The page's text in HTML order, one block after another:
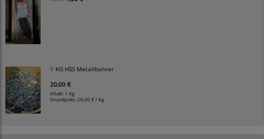
1 KG HSS Metallbohrer
20,00 €
Inhalt: 1 Kg
Grundpreis: 20,00 € / Kg